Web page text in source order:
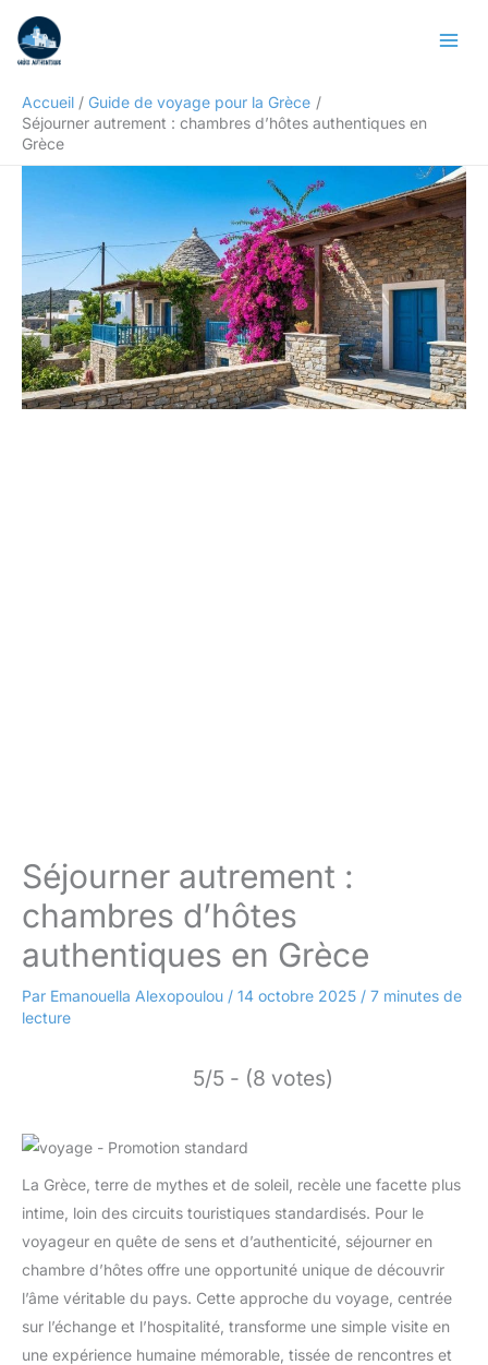
contenu
Accueil
Guide de voyage pour la Grèce
Séjourner autrement : chambres d’hôtes authentiques en
Grèce
Séjourner autrement :
chambres d’hôtes
authentiques en Grèce
Par Emanouella Alexopoulou / 14 octobre 2025 / 7 minutes de
lecture
5/5 - (8 votes)
La Grèce, terre de mythes et de soleil, recèle une facette plus
intime, loin des circuits touristiques standardisés. Pour le
voyageur en quête de sens et d’authenticité, séjourner en
chambre d’hôtes offre une opportunité unique de découvrir
l’âme véritable du pays. Cette approche du voyage, centrée
sur l’échange et l’hospitalité, transforme une simple visite en
une expérience humaine mémorable, tissée de rencontres et
Rechercher